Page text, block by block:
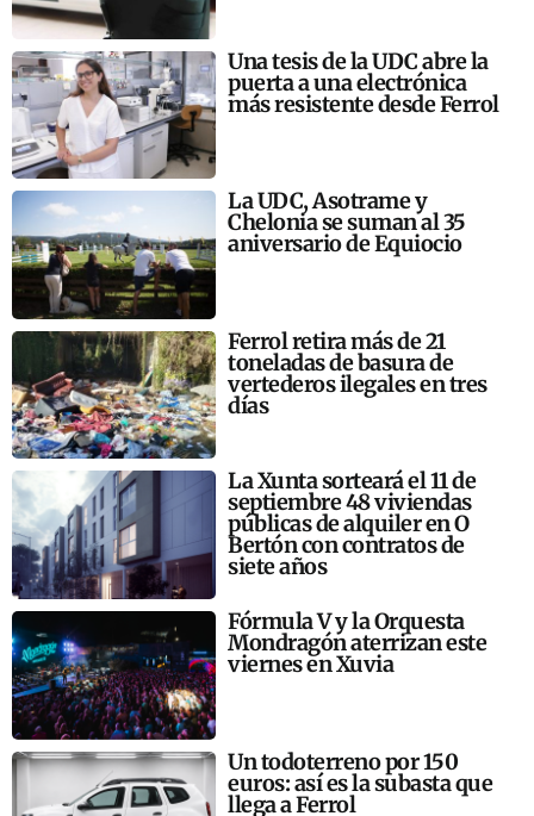
Una tesis de la UDC abre la
puerta a una electrónica
más resistente desde Ferrol
La UDC, Asotrame y
Chelonia se suman al 35
aniversario de Equiocio
Ferrol retira más de 21
toneladas de basura de
vertederos ilegales en tres
días
La Xunta sorteará el 11 de
septiembre 48 viviendas
públicas de alquiler en O
Bertón con contratos de
siete años
Fórmula V y la Orquesta
Mondragón aterrizan este
viernes en Xuvia
Un todoterreno por 150
euros: así es la subasta que
llega a Ferrol